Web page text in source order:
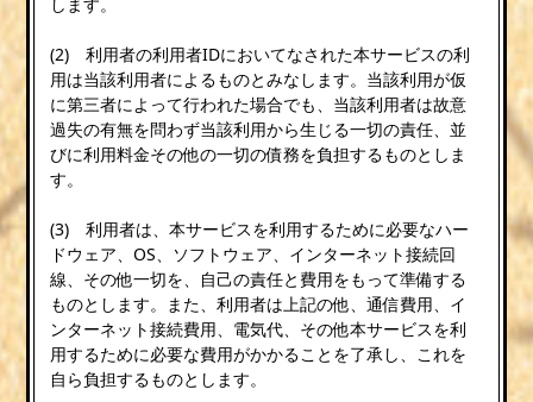
(2) 利用者の利用者IDにおいてなされた本サービスの利
用は当該利用者によるものとみなします。当該利用が仮
に第三者によって行われた場合でも、当該利用者は故意
過失の有無を問わず当該利用から生じる一切の責任、並
びに利用料金その他の一切の債務を負担するものとしま
す。
(3) 利用者は、本サービスを利用するために必要なハー
ドウェア、OS、ソフトウェア、インターネット接続回
線、その他一切を、自己の責任と費用をもって準備する
ものとします。また、利用者は上記の他、通信費用、イ
ンターネット接続費用、電気代、その他本サービスを利
用するために必要な費用がかかることを了承し、これを
自ら負担するものとします。